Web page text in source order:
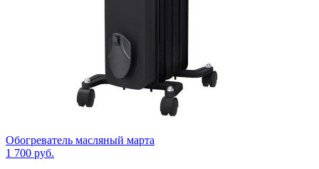
Обогреватель масляный марта
1 700 руб.